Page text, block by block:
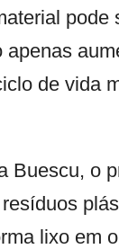
pode
de vida
Buescu, o
lixo em